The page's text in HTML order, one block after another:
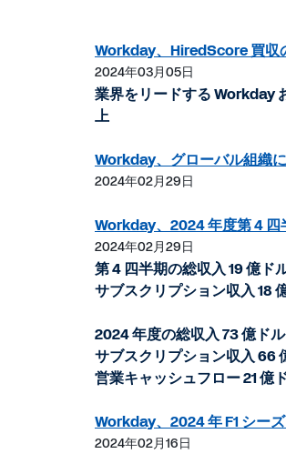
ー
ド
Workday、HiredScore 買収
2024年03月05日
業界をリードする Workday
上
Workday、グローバル組織
2024年02月29日
Workday、2024 年度第 4
2024年02月29日
第 4 四半期の総収入 19 億ド
サブスクリプション収入 18
2024 年度の総収入 73 億ド
サブスクリプション収入 66
営業キャッシュフロー 21 億
Workday、2024 年 F1 シー
2024年02月16日